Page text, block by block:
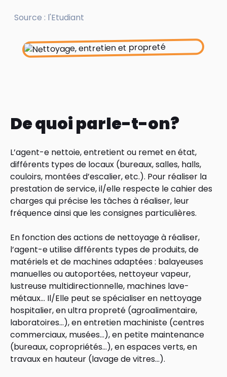
Source : l'Etudiant
De quoi parle-t-on?
L’agent-e nettoie, entretient ou remet en état,
différents types de locaux (bureaux, salles, halls,
couloirs, montées d’escalier, etc.). Pour réaliser la
prestation de service, il/elle respecte le cahier des
charges qui précise les tâches à réaliser, leur
fréquence ainsi que les consignes particulières.
En fonction des actions de nettoyage à réaliser,
l’agent-e utilise différents types de produits, de
matériels et de machines adaptées : balayeuses
manuelles ou autoportées, nettoyeur vapeur,
lustreuse multidirectionnelle, machines lave-
métaux… Il/Elle peut se spécialiser en nettoyage
hospitalier, en ultra propreté (agroalimentaire,
laboratoires…), en entretien machiniste (centres
commerciaux, musées…), en petite maintenance
(bureaux, copropriétés…), en espaces verts, en
travaux en hauteur (lavage de vitres…).